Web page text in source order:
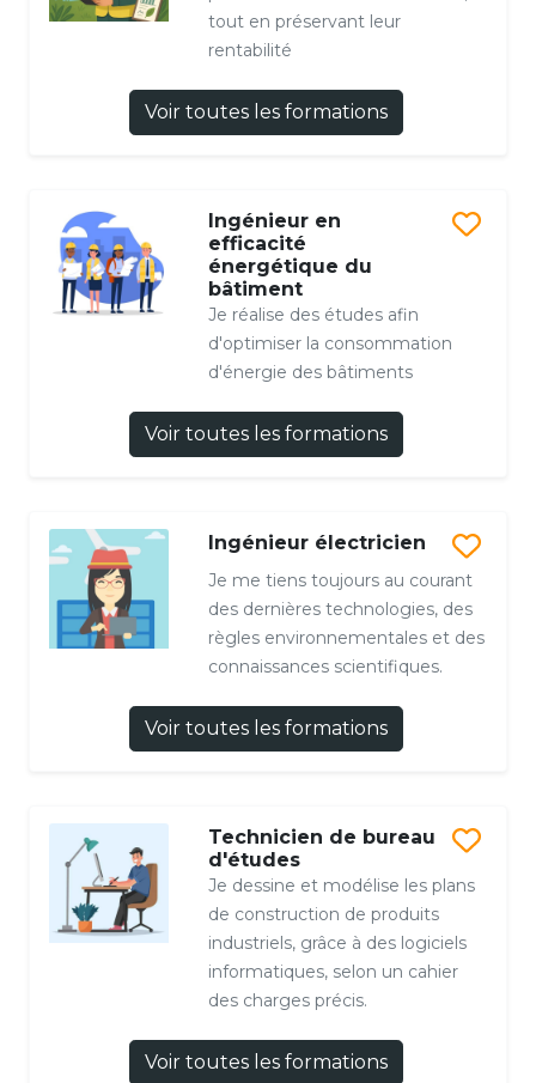
tout en préservant leur
rentabilité
Voir toutes les formations
Ingénieur en
efficacité
énergétique du
bâtiment
Je réalise des études afin
d'optimiser la consommation
d'énergie des bâtiments
Voir toutes les formations
Ingénieur électricien
Je me tiens toujours au courant
des dernières technologies, des
règles environnementales et des
connaissances scientifiques.
Voir toutes les formations
Technicien de bureau
d'études
Je dessine et modélise les plans
de construction de produits
industriels, grâce à des logiciels
informatiques, selon un cahier
des charges précis.
Voir toutes les formations